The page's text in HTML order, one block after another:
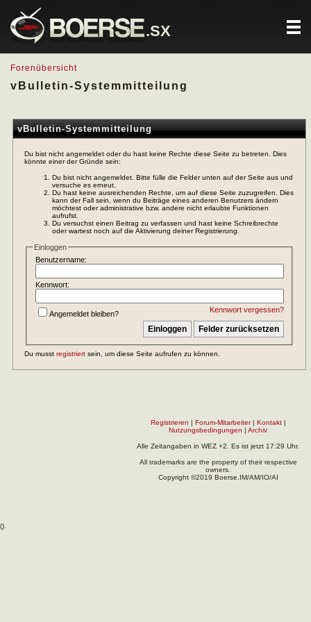
.SX
Forenübersicht
vBulletin-Systemmitteilung
vBulletin-Systemmitteilung
Du bist nicht angemeldet oder du hast keine Rechte diese Seite zu betreten. Dies
könnte einer der Gründe sein:
Du bist nicht angemeldet. Bitte fülle die Felder unten auf der Seite aus und
versuche es erneut.
Du hast keine ausreichenden Rechte, um auf diese Seite zuzugreifen. Dies
kann der Fall sein, wenn du Beiträge eines anderen Benutzers ändern
möchtest oder administrative bzw. andere nicht erlaubte Funktionen
aufrufst.
Du versuchst einen Beitrag zu verfassen und hast keine Schreibrechte
oder wartest noch auf die Aktivierung deiner Registrierung.
Einloggen
Benutzername:
Kennwort:
Kennwort vergessen?
Angemeldet bleiben?
Du musst registriert sein, um diese Seite aufrufen zu können.
Registrieren | Forum-Mitarbeiter| Kontakt|
Nutzungsbedingungen | Archiv
Alle Zeitangaben in WEZ +2. Es ist jetzt 17:29 Uhr.
All trademarks are the property of their respective
owners.
Copyright ©2019 Boerse.IM/AM/IO/AI
().